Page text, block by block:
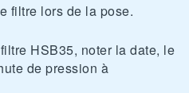
filtre lors de la pose.
HSB35, noter la date, le
de pression à